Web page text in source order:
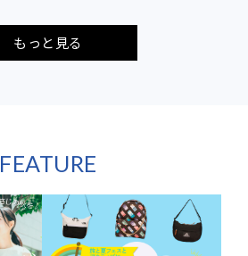
もっと見る
FEATURE